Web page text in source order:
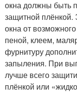
окна должны быть
защитной плёнкой.
окна от
пеной, клеем,
фурнитуру
запыления. При
лучше всего
плёнкой или